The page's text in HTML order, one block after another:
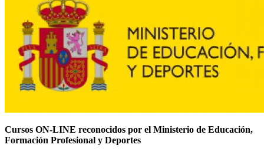
Cursos ON-LINE reconocidos por el Ministerio de Educación,
Formación Profesional y Deportes